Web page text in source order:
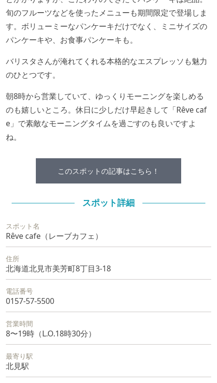
旬のフルーツなどを使ったメニューも期間限定で登場しま
す。ボリューミーなパンケーキだけでなく、ミニサイズの
パンケーキや、お食事パンケーキも。
バリスタさんが淹れてくれる本格的なエスプレッソも魅力
のひとつです。
朝8時から営業していて、ゆっくりモーニングを楽しめる
のも嬉しいところ。休日に少しだけ早起きして「Rêve caf
e」で素敵なモーニングタイムを過ごすのも良いですよ
ね。
このスポットの記事はこちら！
スポット詳細
スポット名
Rêve cafe（レーブカフェ）
住所
北海道北見市美芳町8丁目3-18
電話番号
0157-57-5500
営業時間
8〜19時（L.O.18時30分）
最寄り駅
北見駅